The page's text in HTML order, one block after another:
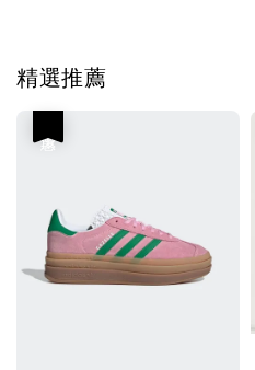
精選推薦